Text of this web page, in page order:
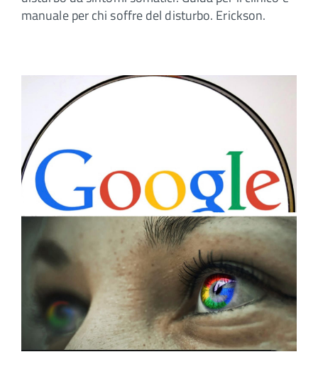
manuale per chi soffre del disturbo. Erickson.